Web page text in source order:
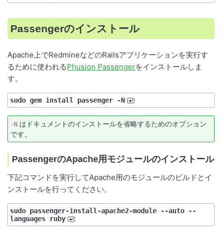
Passengerのインストール
Apache上でRedmineなどのRailsアプリケーションを実行す
るために使われるPhusion Passengerをインストールしま
す。
sudo gem install passenger -N
-N はドキュメントのインストールを省略するためのオプション
です。
PassengerのApache用モジュールのインストール
下記コマンドを実行してApache用のモジュールのビルドとイ
ンストールを行ってください。
sudo passenger-install-apache2-module --auto --
languages ruby